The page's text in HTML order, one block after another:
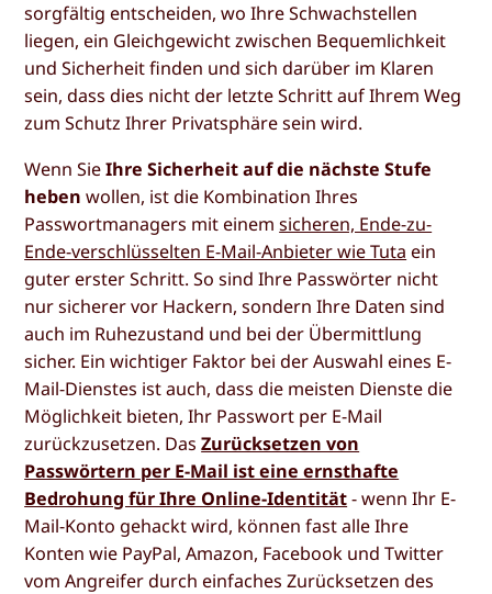
sorgfältig entscheiden, wo Ihre Schwachstellen
liegen, ein Gleichgewicht zwischen Bequemlichkeit
und Sicherheit finden und sich darüber im Klaren
sein, dass dies nicht der letzte Schritt auf Ihrem Weg
zum Schutz Ihrer Privatsphäre sein wird.
Wenn SieIhre Sicherheit auf die nächste Stufe
heben wollen, ist die Kombination Ihres
Passwortmanagers mit einemsicheren, Ende-zu-
Ende-verschlüsselten E-Mail-Anbieter wie Tuta ein
guter erster Schritt. So sind Ihre Passwörter nicht
nur sicherer vor Hackern, sondern Ihre Daten sind
auch im Ruhezustand und bei der Übermittlung
sicher. Ein wichtiger Faktor bei der Auswahl eines E-
Mail-Dienstes ist auch, dass die meisten Dienste die
Möglichkeit bieten, Ihr Passwort per E-Mail
zurückzusetzen. DasZurücksetzen von
Passwörtern per E-Mail ist eine ernsthafte
Bedrohung für Ihre Online-Identität- wenn Ihr E-
Mail-Konto gehackt wird, können fast alle Ihre
Konten wie PayPal, Amazon, Facebook und Twitter
vom Angreifer durch einfaches Zurücksetzen des